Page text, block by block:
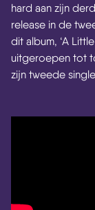
hard aan zijn
release in de
dit album, ‘A
uitgeroepen tot
zijn tweede